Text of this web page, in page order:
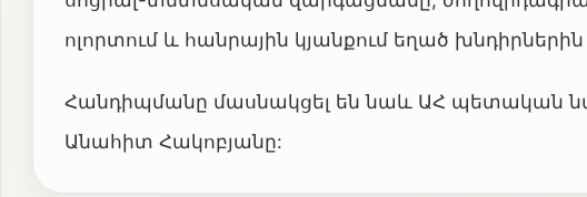
ոլորտում և հանրային կյանքում եղած
Հանդիպմանը մասնակցել են նաև ԱՀ պետական
Անահիտ Հակոբյանը: